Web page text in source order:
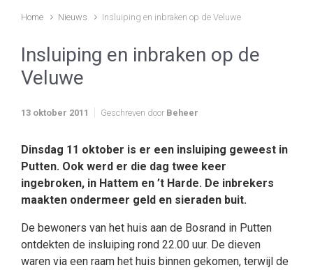
Home Nieuws Insluiping en inbraken op de Veluwe
Insluiping en inbraken op de
Veluwe
13 oktober 2011 Geschreven door Beheer
Dinsdag 11 oktober is er een insluiping geweest in
Putten. Ook werd er die dag twee keer
ingebroken, in Hattem en ’t Harde. De inbrekers
maakten ondermeer geld en sieraden buit.
De bewoners van het huis aan de Bosrand in Putten
ontdekten de insluiping rond 22.00 uur. De dieven
waren via een raam het huis binnen gekomen, terwijl de